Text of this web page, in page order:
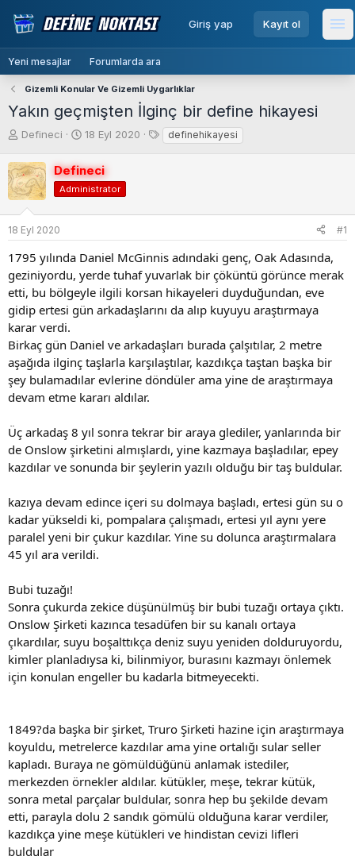
Giriş yap Kayıt ol menu
Yeni mesajlar Forumlarda ara
Gizemli Konular Ve Gizemli Uygarlıklar
Yakın geçmişten İlginç bir define hikayesi
K
n
b
u
y
u
b
a
a
t
a
n
Defineci
B
ş
l
a
ı
ç
r
i
i
18 Eyl 2020
e
r
definehikayesi
Defineci
Administrator
18 Eyl 2020 #1
1795 yılında Daniel McGinnis adındaki genç, Oak Adasında,
geziniyordu, yerde tuhaf yuvarlak bir çöküntü görünce merak
etti, bu bölgeyle ilgili korsan hikayeleri duyduğundan, eve
gidip ertesi gün arkadaşlarını da alıp kuyuyu araştırmaya
karar verdi.
Birkaç gün Daniel ve arkadaşları burada çalşıtılar, 2 metre
aşağıda ilginç taşlarla karşılaştılar, kazdıkça taştan başka bir
şey bulamadılar evlerine döndüler ama yine de araştırmaya
devam etme kararı aldılar.
Üç arkadaş 8 yıl sonra tekrar bir araya glediler, yanlarında bir
de Onslow şirketini almışlardı, yine kazmaya başladılar, epey
kazdılar ve sonunda bir şeylerin yazılı olduğu bir taş buldular.
kazıya devam edince içeri su dolmaya başladı, ertesi gün su o
kadar yükseldi ki, pompalara çalışmadı, ertesi yıl aynı yere
paralel yeni bir çukur kazdılar. Yine su dolunca araştırmalara
45 yıl ara verildi.
Bubi tuzağı!
Sonra çukurda zekice düşünülmüş bir bubi tuzağı ortaya çıktı.
Onslow Şirketi kazınca tesadüfen bir su kanalı ortaya
çıkardılar, suyu boşalttıkça deniz suyu yeniden dolduruyordu,
kimler planladıysa ki, bilinmiyor, burasını kazmayı önlemek
için konulan engeller bu kadarla bitmeyecekti.
1849?da başka bir şirket, Truro Şirketi hazine için araştırmaya
koyuldu, metrelerce kazdılar ama yine ortalığı sular seller
kapladı. Buraya ne gömüldüğünü anlamak istediler,
merkezden örnekler aldılar. kütükler, meşe, tekrar kütük,
sonra metal parçalar buldular, sonra hep bu şekilde devam
etti, parayla dolu 2 sandık gömülü olduğuna karar verdiler,
kazdıkça yine meşe kütükleri ve hindistan cevizi lifleri
buldular